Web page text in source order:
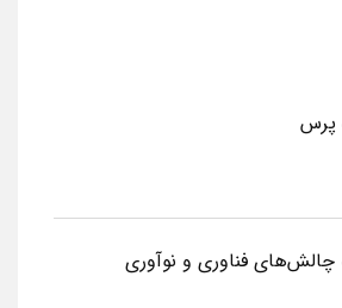
پرس
چالش‌های فناوری و نوآوری